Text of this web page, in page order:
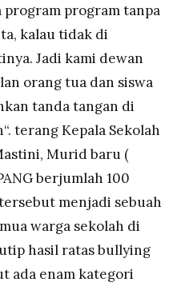
program program tanpa
kalau tidak di
Jadi kami dewan
orang tua dan siswa
tanda tangan di
terang Kepala Sekolah
Murid baru (
berjumlah 100
menjadi sebuah
warga sekolah di
hasil ratas bullying
ada enam kategori